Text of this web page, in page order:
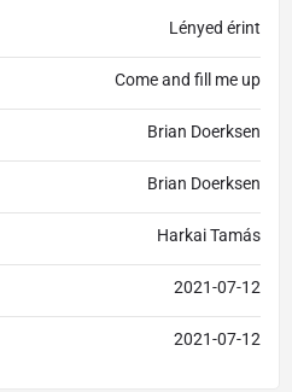
Lényed érint
Come and fill me up
Brian Doerksen
Brian Doerksen
Harkai Tamás
2021-07-12
2021-07-12